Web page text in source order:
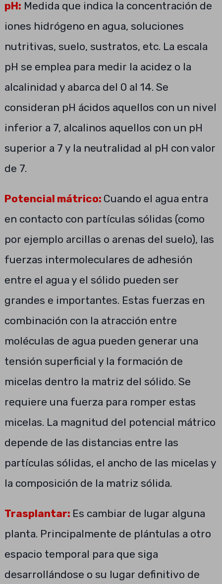
pH: Medida que indica la concentración de
iones hidrógeno en agua, soluciones
nutritivas, suelo, sustratos, etc. La escala
pH se emplea para medir la acidez o la
alcalinidad y abarca del 0 al 14. Se
consideran pH ácidos aquellos con un nivel
inferior a 7, alcalinos aquellos con un pH
superior a 7 y la neutralidad al pH con valor
de 7.
Potencial mátrico: Cuando el agua entra
en contacto con partículas sólidas (como
por ejemplo arcillas o arenas del suelo), las
fuerzas intermoleculares de adhesión
entre el agua y el sólido pueden ser
grandes e importantes. Estas fuerzas en
combinación con la atracción entre
moléculas de agua pueden generar una
tensión superficial y la formación de
micelas dentro la matriz del sólido. Se
requiere una fuerza para romper estas
micelas. La magnitud del potencial mátrico
depende de las distancias entre las
partículas sólidas, el ancho de las micelas y
la composición de la matriz sólida.
Trasplantar: Es cambiar de lugar alguna
planta. Principalmente de plántulas a otro
espacio temporal para que siga
desarrollándose o su lugar definitivo de